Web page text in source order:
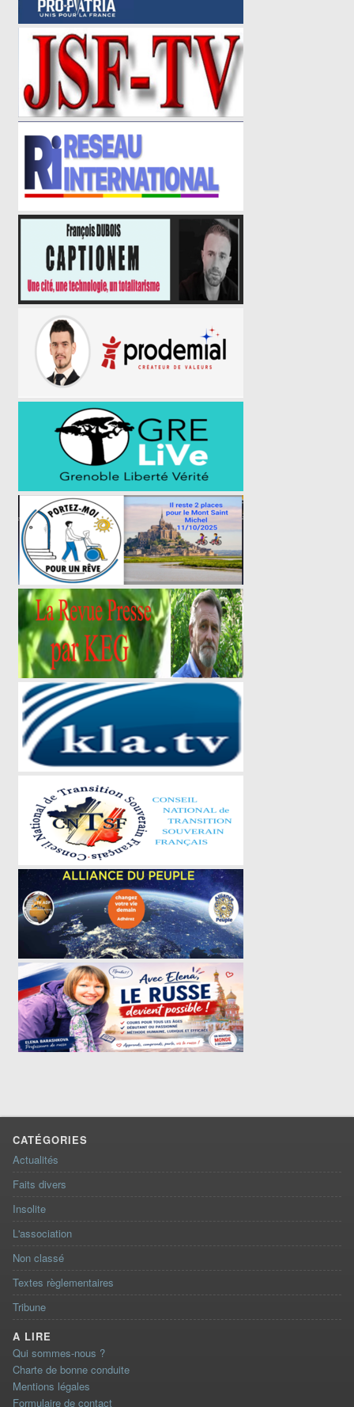
CATÉGORIES
Actualités
Faits divers
Insolite
L'association
Non classé
Textes règlementaires
Tribune
A LIRE
Qui sommes-nous ?
Charte de bonne conduite
Mentions légales
Formulaire de contact